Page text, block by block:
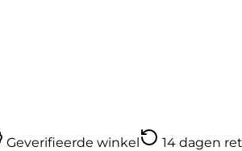
Geverifieerde winkel 14 dagen